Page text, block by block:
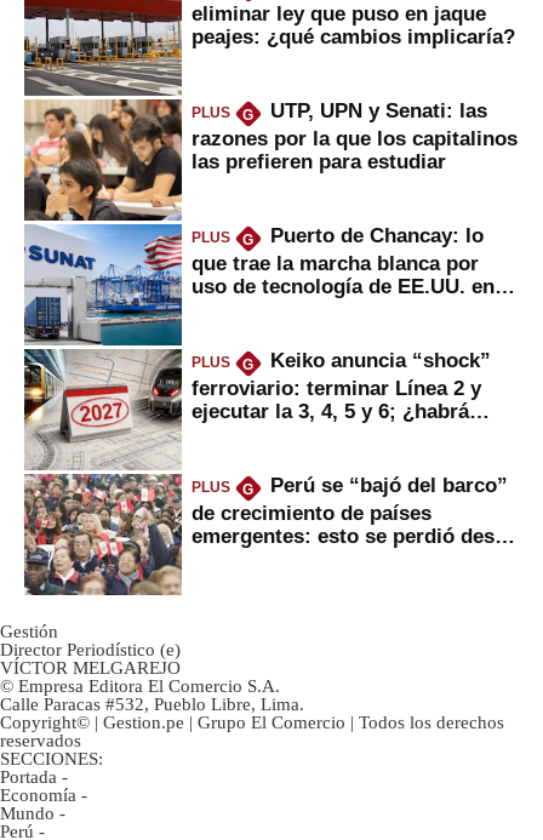
eliminar ley que puso en jaque
peajes: ¿qué cambios implicaría?
PLUS G
UTP, UPN y Senati: las
razones por la que los capitalinos
las prefieren para estudiar
PLUS G
Puerto de Chancay: lo
que trae la marcha blanca por
uso de tecnología de EE.UU. en
PLUS G
Keiko anuncia “shock”
ferroviario: terminar Línea 2 y
ejecutar la 3, 4, 5 y 6; ¿habrá
PLUS G
Perú se “bajó del barco”
de crecimiento de países
emergentes: esto se perdió desde
Gestión
Director Periodístico (e)
VÍCTOR MELGAREJO
© Empresa Editora El Comercio S.A.
Calle Paracas #532, Pueblo Libre, Lima.
Copyright© | Gestion.pe | Grupo El Comercio | Todos los derechos
reservados
SECCIONES:
Portada -
Economía -
Mundo -
Perú -